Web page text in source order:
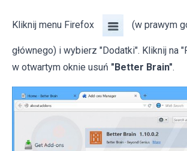
Kliknij menu Firefox (w prawym
głównego) i wybierz "Dodatki". Kliknij na
w otwartym oknie usuń "Better Brain".